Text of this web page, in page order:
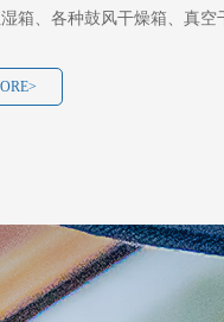
箱、各种鼓风干燥箱、真